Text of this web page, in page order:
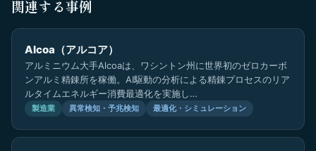
関連する事例
Alcoa（アルコア）
アルミニウム大手Alcoaは、ワシントン州に世界初のゼロカーボ
ンアルミ精錬所を稼働。AI駆動の分析による精錬プロセスのリア
ルタイムエネルギー消費最適化を実施し…
製造業 異常検知・予兆検知 最適化・シミュレーション